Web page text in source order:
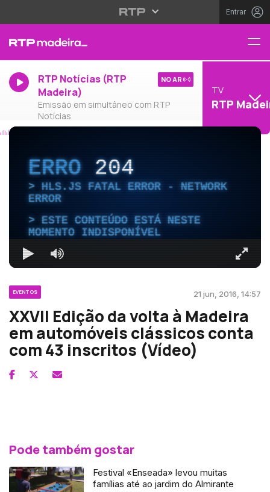
Entrar
RTP Notícias (RTP
Madeira)
Emissão em simultâneo com RTP
Notícias
NO AR
TV
RTP
ERRO204
HLS.JS FATAL ERROR - NETWORK
ERROR
ESTE CONTEÚDO ESTÁ NESTE
MOMENTO INDISPONÍVEL
EVENTOS 21 jun, 2016, 14:57
XXVII Edição da volta à Madeira
em automóveis clássicos conta
com 43 inscritos (Vídeo)
Pode também gostar
Festival «Enseada» levou muitas
famílias até ao jardim do Almirante